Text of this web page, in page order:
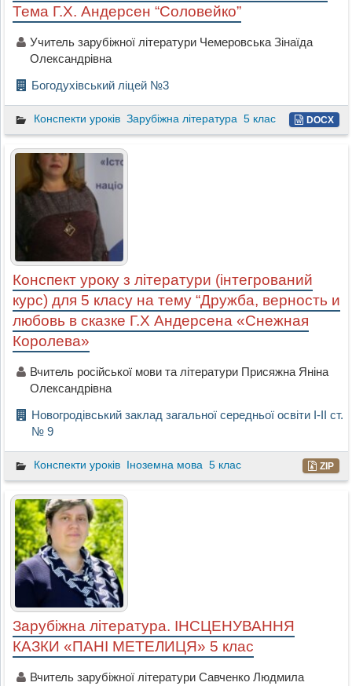
Тема Г.Х. Андерсен “Соловейко”
Учитель зарубіжної літератури Чемеровська Зінаїда
Олександрівна
Богодухівський ліцей №3
Конспекти уроків Зарубіжна література 5 клас DOCX
Конспект уроку з літератури (інтегрований
курс) для 5 класу на тему “Дружба, верность и
любовь в сказке Г.Х Андерсена «Снежная
Королева»
Вчитель російської мови та літератури Присяжна Яніна
Олександрівна
Новогродівський заклад загальної середньої освіти І-ІІ ст.
№ 9
Конспекти уроків Іноземна мова 5 клас ZIP
Зарубіжна література. ІНСЦЕНУВАННЯ
КАЗКИ «ПАНІ МЕТЕЛИЦЯ» 5 клас
Вчитель зарубіжної літератури Савченко Людмила